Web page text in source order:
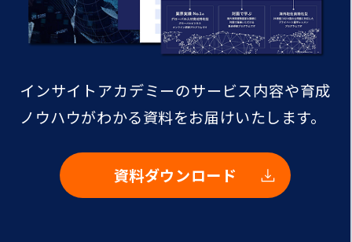
インサイトアカデミーのサービス内容や育成
ノウハウがわかる資料をお届けいたします。
資料ダウンロード